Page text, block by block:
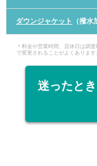
ダウンジャケット （撥水
＊料金や営業時間、店休日は調
で変更されることがよくありま
迷ったと